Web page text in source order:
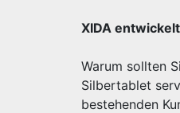
XIDA
Warum sollten
Silbertablet
bestehenden